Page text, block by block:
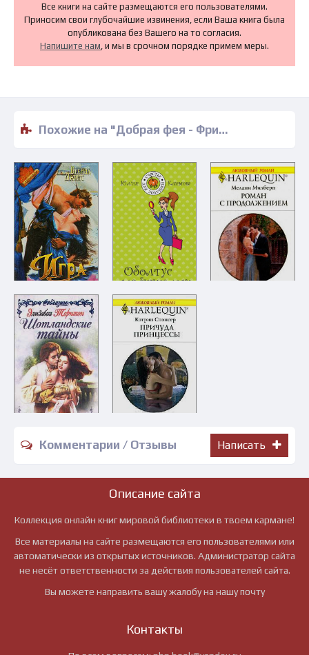
Все книги на сайте размещаются его пользователями.
Приносим свои глубочайшие извинения, если Ваша книга была
опубликована без Вашего на то согласия.
Напишите нам, и мы в срочном порядке примем меры.
Похожие на "Добрая фея - Фрида Митчелл" книги читать бесплатно полные версии
Комментарии / Отзывы Написать
Описание сайта
Коллекция онлайн книг мировой библиотеки в твоем кармане!
Все материалы на сайте размещаются его пользователями или
автоматически из открытых источников. Администратор сайта
не несёт ответственности за действия пользователей сайта.
Вы можете направить вашу жалобу на нашу почту
Контакты